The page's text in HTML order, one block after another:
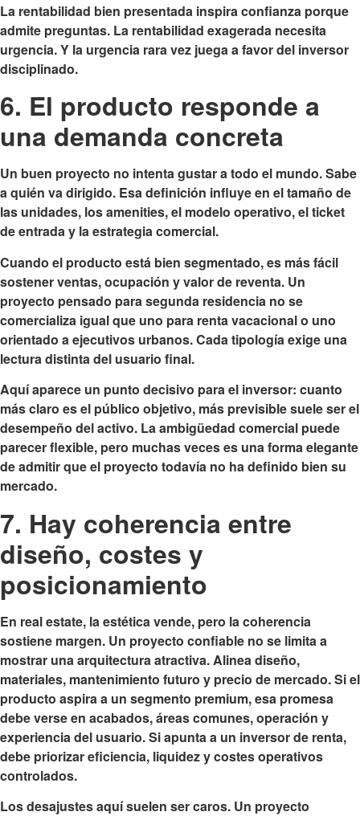
La rentabilidad bien presentada inspira confianza porque
admite preguntas. La rentabilidad exagerada necesita
urgencia. Y la urgencia rara vez juega a favor del inversor
disciplinado.
6. El producto responde a
una demanda concreta
Un buen proyecto no intenta gustar a todo el mundo. Sabe
a quién va dirigido. Esa definición influye en el tamaño de
las unidades, los amenities, el modelo operativo, el ticket
de entrada y la estrategia comercial.
Cuando el producto está bien segmentado, es más fácil
sostener ventas, ocupación y valor de reventa. Un
proyecto pensado para segunda residencia no se
comercializa igual que uno para renta vacacional o uno
orientado a ejecutivos urbanos. Cada tipología exige una
lectura distinta del usuario final.
Aquí aparece un punto decisivo para el inversor: cuanto
más claro es el público objetivo, más previsible suele ser el
desempeño del activo. La ambigüedad comercial puede
parecer flexible, pero muchas veces es una forma elegante
de admitir que el proyecto todavía no ha definido bien su
mercado.
7. Hay coherencia entre
diseño, costes y
posicionamiento
En real estate, la estética vende, pero la coherencia
sostiene margen. Un proyecto confiable no se limita a
mostrar una arquitectura atractiva. Alinea diseño,
materiales, mantenimiento futuro y precio de mercado. Si el
producto aspira a un segmento premium, esa promesa
debe verse en acabados, áreas comunes, operación y
experiencia del usuario. Si apunta a un inversor de renta,
debe priorizar eficiencia, liquidez y costes operativos
controlados.
Los desajustes aquí suelen ser caros. Un proyecto